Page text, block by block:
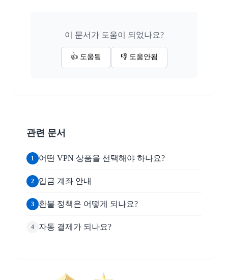
이 문서가 도움이 되었나요?
👍 도움됨 👎 도움안됨
관련 문서
어떤 VPN 상품을 선택해야 하나요?
입금 계좌 안내
환불 정책은 어떻게 되나요?
자동 결제가 되나요?